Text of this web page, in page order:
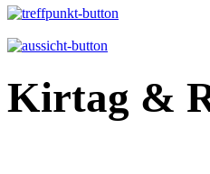
Kirtag &